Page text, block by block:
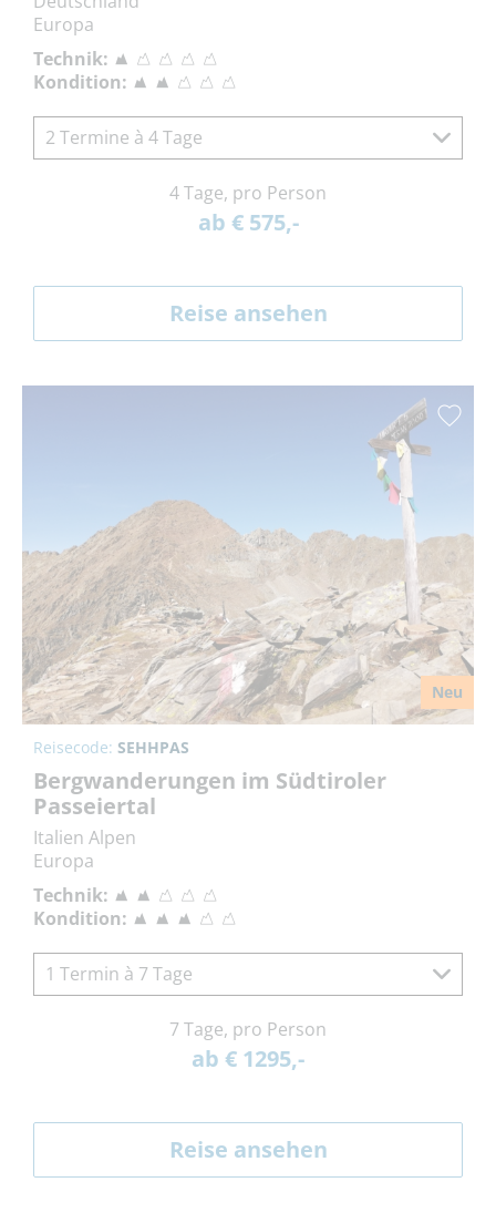
Europa
Technik:
Kondition:
2 Termine à 4 Tage
4 Tage, pro Person
ab € 575,-
Reise ansehen
Neu
Reisecode: SEHHPAS
Bergwanderungen im Südtiroler
Passeiertal
Italien Alpen
Europa
Technik:
Kondition:
1 Termin à 7 Tage
7 Tage, pro Person
ab € 1295,-
Reise ansehen